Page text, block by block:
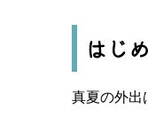
はじ
真夏の外出